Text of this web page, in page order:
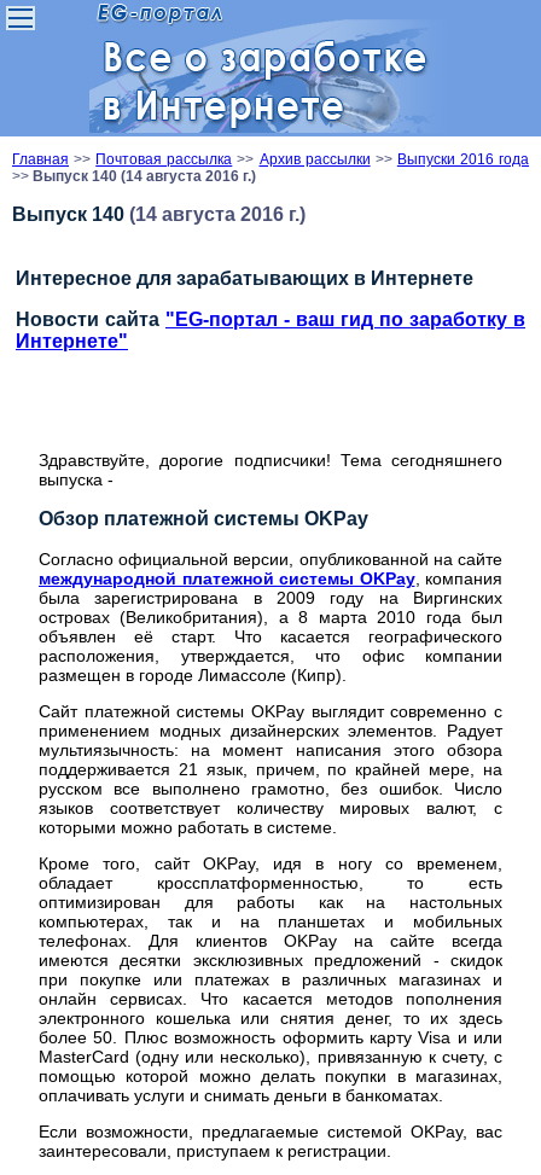
Главная >> Почтовая рассылка >> Архив рассылки >> Выпуски 2016 года
>> Выпуск 140 (14 августа 2016 г.)
Выпуск 140 (14 августа 2016 г.)
Интересное для зарабатывающих в Интернете
Новости сайта "EG-портал - ваш гид по заработку в
Интернете"
Здравствуйте, дорогие подписчики! Тема сегодняшнего
выпуска -
Обзор платежной системы OKPay
Согласно официальной версии, опубликованной на сайте
международной платежной системы OKPay, компания
была зарегистрирована в 2009 году на Виргинских
островах (Великобритания), а 8 марта 2010 года был
объявлен её старт. Что касается географического
расположения, утверждается, что офис компании
размещен в городе Лимассоле (Кипр).
Сайт платежной системы OKPay выглядит современно с
применением модных дизайнерских элементов. Радует
мультиязычность: на момент написания этого обзора
поддерживается 21 язык, причем, по крайней мере, на
русском все выполнено грамотно, без ошибок. Число
языков соответствует количеству мировых валют, с
которыми можно работать в системе.
Кроме того, сайт OKPay, идя в ногу со временем,
обладает кроссплатформенностью, то есть
оптимизирован для работы как на настольных
компьютерах, так и на планшетах и мобильных
телефонах. Для клиентов OKPay на сайте всегда
имеются десятки эксклюзивных предложений - скидок
при покупке или платежах в различных магазинах и
онлайн сервисах. Что касается методов пополнения
электронного кошелька или снятия денег, то их здесь
более 50. Плюс возможность оформить карту Visa и или
MasterCard (одну или несколько), привязанную к счету, с
помощью которой можно делать покупки в магазинах,
оплачивать услуги и снимать деньги в банкоматах.
Если возможности, предлагаемые системой OKPay, вас
заинтересовали, приступаем к регистрации.